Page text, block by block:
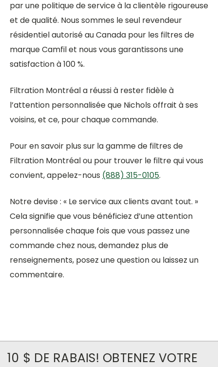
par une politique de service à la clientèle rigoureuse
et de qualité. Nous sommes le seul revendeur
résidentiel autorisé au Canada pour les filtres de
marque Camfil et nous vous garantissons une
satisfaction à 100 %.
Filtration Montréal a réussi à rester fidèle à
l’attention personnalisée que Nichols offrait à ses
voisins, et ce, pour chaque commande.
Pour en savoir plus sur la gamme de filtres de
Filtration Montréal ou pour trouver le filtre qui vous
convient, appelez-nous (888) 315-0105.
Notre devise : « Le service aux clients avant tout. »
Cela signifie que vous bénéficiez d’une attention
personnalisée chaque fois que vous passez une
commande chez nous, demandez plus de
renseignements, posez une question ou laissez un
commentaire.
10 $ DE RABAIS! OBTENEZ VOTRE